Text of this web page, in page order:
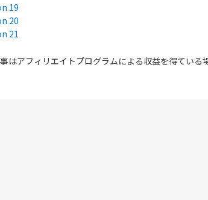
19
20
21
はアフィリエイトプログラムによる収益を得ている